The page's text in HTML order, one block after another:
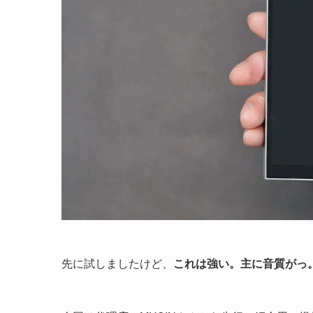
先に試しましたけど、 これは強い。主に音質がっ